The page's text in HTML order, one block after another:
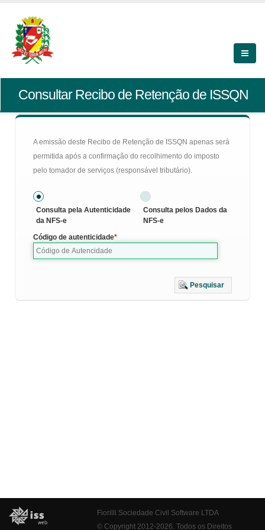
Consultar Recibo de Retenção de ISSQN
A emissão deste Recibo de Retenção de ISSQN apenas será
permitida após a confirmação do recolhimento do imposto
pelo tomador de serviços (responsável tributário).
Consulta pela Autenticidade
da NFS-e
Consulta pelos Dados da
NFS-e
Código de autenticidade
Pesquisar
Fiorilli Sociedade Civil Software LTDA
© Copyright 2012-2026. Todos os Direitos